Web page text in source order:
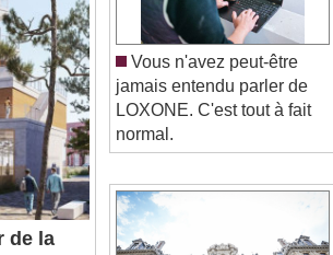
de la
Vous n'avez peut-être
jamais entendu parler de
LOXONE. C'est tout à fait
normal.